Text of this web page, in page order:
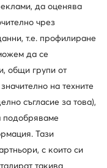
да оценява
чрез
т.е. профилиране
да се
общи групи от
на техните
съгласие за това),
подобряваме
Тази
с които си
такива